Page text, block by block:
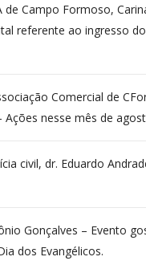
de Campo Formoso,
referente ao ingresso
Comercial de
Ações nesse mês de
civil, dr. Eduardo
Gonçalves – Evento
dos Evangélicos.